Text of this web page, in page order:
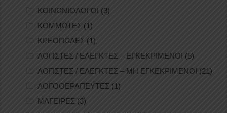
ΚΟΙΝΩΝΙΟΛΟΓΟΙ (3)
ΚΟΜΜΩΤΕΣ (1)
ΚΡΕΟΠΩΛΕΣ (1)
ΛΟΓΙΣΤΕΣ / ΕΛΕΓΚΤΕΣ – ΕΓΚΕΚΡΙΜΕΝΟΙ (5)
ΛΟΓΙΣΤΕΣ / ΕΛΕΓΚΤΕΣ – ΜΗ ΕΓΚΕΚΡΙΜΕΝΟΙ (21)
ΛΟΓΟΘΕΡΑΠΕΥΤΕΣ (1)
ΜΑΓΕΙΡΕΣ (3)